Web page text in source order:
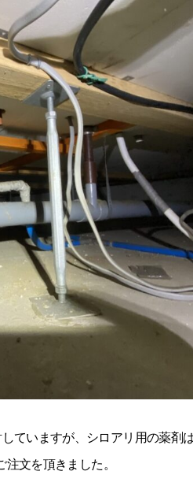
ていますが、シロアリ用の薬剤
文を頂きました。